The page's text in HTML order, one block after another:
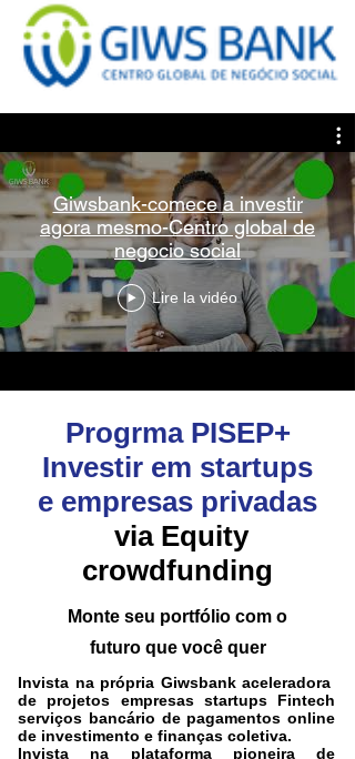
Giwsbank-comece a investir
agora mesmo-Centro global de
negocio social
Lire la vidéo
Progrma PISEP+
Investir em startups
e empresas privadas
via Equity
crowdfunding
Monte seu portfólio com o
futuro que você quer
Invista na própria Giwsbank aceleradora
de projetos empresas startups Fintech
serviços bancário de pagamentos online
de investimento e finanças coletiva.
Invista na plataforma pioneira de